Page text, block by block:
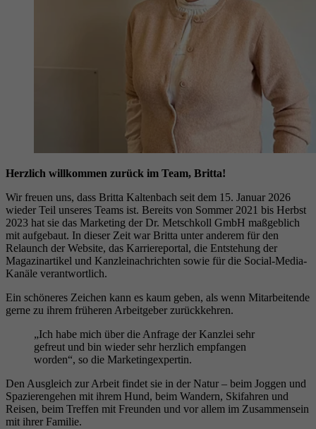
Herzlich willkommen zurück im Team, Britta!
Wir freuen uns, dass Britta Kaltenbach seit dem 15. Januar 2026
wieder Teil unseres Teams ist. Bereits von Sommer 2021 bis Herbst
2023 hat sie das Marketing der Dr. Metschkoll GmbH maßgeblich
mit aufgebaut. In dieser Zeit war Britta unter anderem für den
Relaunch der Website, das Karriereportal, die Entstehung der
Magazinartikel und Kanzleinachrichten sowie für die Social-Media-
Kanäle verantwortlich.
Ein schöneres Zeichen kann es kaum geben, als wenn Mitarbeitende
gerne zu ihrem früheren Arbeitgeber zurückkehren.
„Ich habe mich über die Anfrage der Kanzlei sehr
gefreut und bin wieder sehr herzlich empfangen
worden“, so die Marketingexpertin.
Den Ausgleich zur Arbeit findet sie in der Natur – beim Joggen und
Spazierengehen mit ihrem Hund, beim Wandern, Skifahren und
Reisen, beim Treffen mit Freunden und vor allem im Zusammensein
mit ihrer Familie.